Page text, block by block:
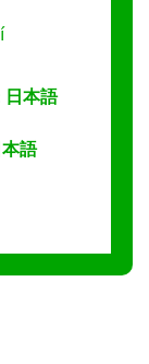
日本語
本語